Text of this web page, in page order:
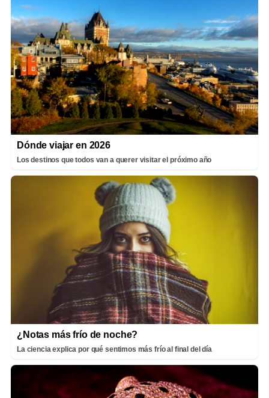
Dónde viajar en 2026
Los destinos que todos van a querer visitar el próximo año
¿Notas más frío de noche?
La ciencia explica por qué sentimos más frío al final del día